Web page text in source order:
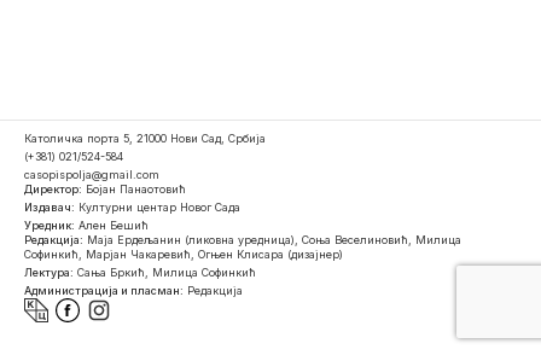
Католичка порта 5, 21000 Нови Сад, Србија
(+381) 021/524-584
casopispolja@gmail.com
Директор: Бојан Панаотовић
Издавач: Културни центар Новог Сада
Уредник: Ален Бешић
Редакција: Маја Ердељанин (ликовна уредница), Соња Веселиновић, Милица
Софинкић, Марјан Чакаревић, Огњен Клисара (дизајнер)
Лектура: Сања Бркић, Милица Софинкић
Администрација и пласман: Редакција